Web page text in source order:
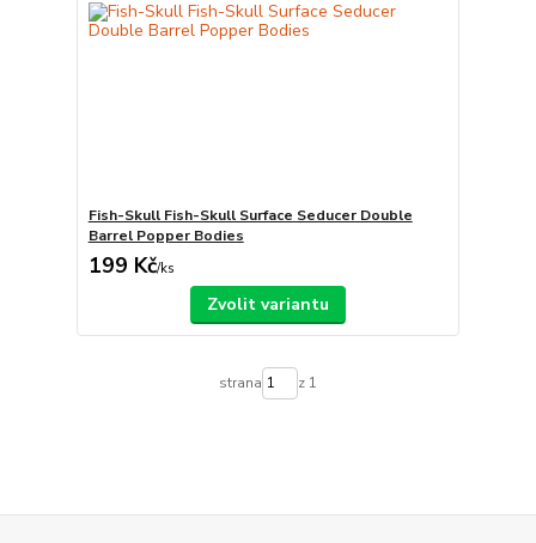
Fish-Skull Fish-Skull Surface Seducer Double
Barrel Popper Bodies
199 Kč/ks
Zvolit variantu
strana z 1